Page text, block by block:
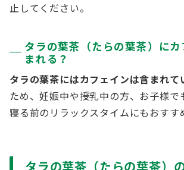
止してください。
タラの葉茶（たらの葉茶）に
まれる？
タラの葉茶にはカフェインは含まれて
ため、妊娠中や授乳中の方、お子様で
寝る前のリラックスタイムにもおすす
タラの葉茶（たらの葉茶）